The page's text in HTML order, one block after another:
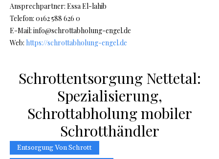
Ansprechpartner: Essa El-lahib
Telefon: 0162 588 626 0
E-Mail: info@schrottabholung-engel.de
Web: https://schrottabholung-engel.de
Schrottentsorgung Nettetal:
Spezialisierung,
Schrottabholung mobiler
Schrotthändler
Entsorgung Von Schrott